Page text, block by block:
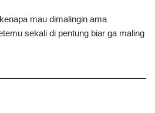
mau dimalingin ama
sekali di pentung biar ga maling